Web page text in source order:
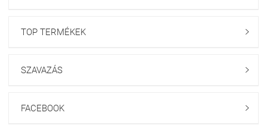
TOP TERMÉKEK 
SZAVAZÁS 
FACEBOOK 